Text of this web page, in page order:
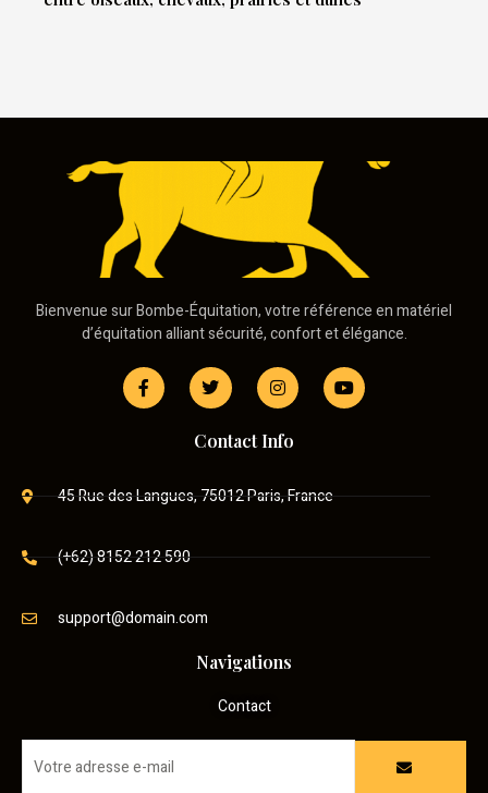
Bienvenue sur Bombe-Équitation, votre référence en matériel
d’équitation alliant sécurité, confort et élégance.
Contact Info
45 Rue des Langues, 75012 Paris, France
(+62) 8152 212 590
support@domain.com
Navigations
Contact